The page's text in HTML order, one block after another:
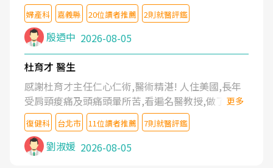
婦產科 嘉義縣 20位讀者推薦 2則就醫評鑑
殷迺中 2026-08-05
杜育才 醫生
感謝杜育才主任仁心仁術,醫術精湛! 人住美國,長年
受肩頸痠痛及頭痛頭暈所苦,看遍名醫教授,做了各種
檢查,也嘗試過西醫打針,中醫針灸及物理徒手治療都
沒有用,後來連吃到嗎啡類止痛藥都效果有限,只是壓
症狀,沒多久就痛起來,多年失眠嚴重影響生活品質.
台灣親友介紹忠孝醫院杜育才主任是頸頭症候群專
更多
復健科 台北市 11位讀者推薦 7則就醫評鑑
劉淑媛 2026-08-05